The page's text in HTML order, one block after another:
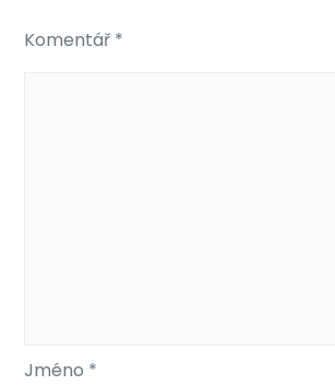
Komentář *
Jméno *